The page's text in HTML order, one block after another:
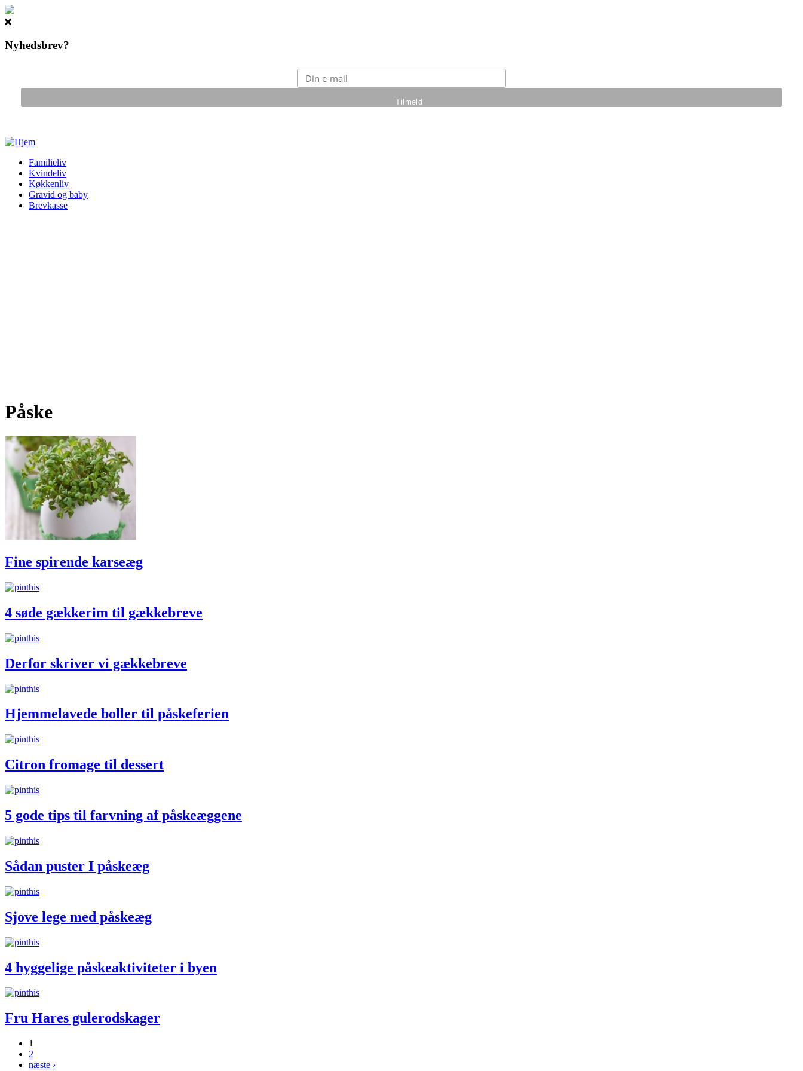
Nyhedsbrev?
Gå til hovedindhold
Familieliv
Kvindeliv
Køkkenliv
Gravid og baby
Brevkasse
Påske
Fine spirende karseæg
4 søde gækkerim til gækkebreve
Derfor skriver vi gækkebreve
Hjemmelavede boller til påskeferien
Citron fromage til dessert
5 gode tips til farvning af påskeæggene
Sådan puster I påskeæg
Sjove lege med påskeæg
4 hyggelige påskeaktiviteter i byen
Fru Hares gulerodskager
Sider
1
2
næste ›